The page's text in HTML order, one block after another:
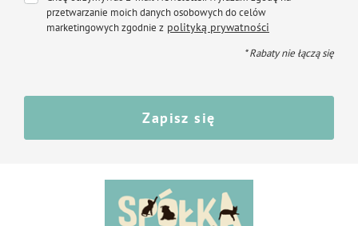
przetwarzanie moich danych osobowych do celów
marketingowych zgodnie z polityką prywatności
* Rabaty nie łączą się
Zapisz się